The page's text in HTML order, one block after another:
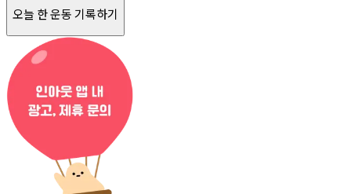
오늘 한 운동 기록하기